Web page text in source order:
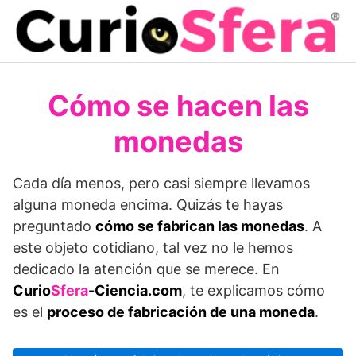
Saltar
contenido
Cómo se hacen las
monedas
Cada día menos, pero casi siempre llevamos
alguna moneda encima. Quizás te hayas
preguntado cómo se fabrican las monedas. A
este objeto cotidiano, tal vez no le hemos
dedicado la atención que se merece. En
CurioSfera-Ciencia.com, te explicamos cómo
es el proceso de fabricación de una moneda.